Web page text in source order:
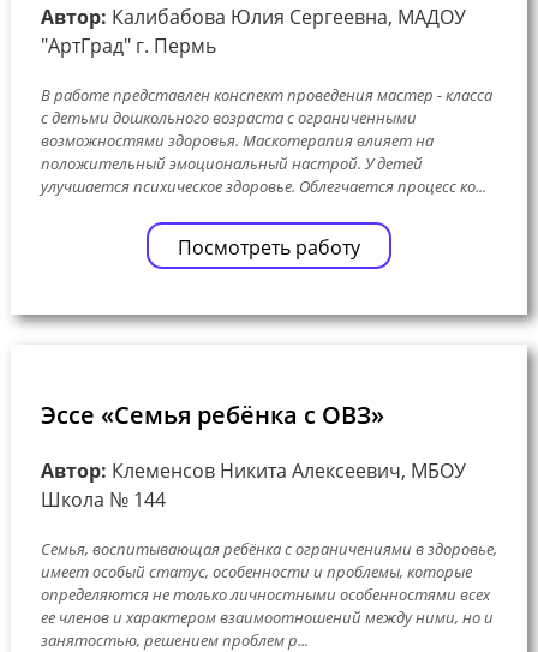
Автор: Калибабова Юлия Сергеевна, МАДОУ
"АртГрад" г. Пермь
В работе представлен конспект проведения мастер - класса
с детьми дошкольного возраста с ограниченными
возможностями здоровья. Маскотерапия влияет на
положительный эмоциональный настрой. У детей
улучшается психическое здоровье. Облегчается процесс ко...
Посмотреть работу
Эссе «Семья ребёнка с ОВЗ»
Автор: Клеменсов Никита Алексеевич, МБОУ
Школа № 144
Семья, воспитывающая ребёнка с ограничениями в здоровье,
имеет особый статус, особенности и проблемы, которые
определяются не только личностными особенностями всех
ее членов и характером взаимоотношений между ними, но и
занятостью, решением проблем р...